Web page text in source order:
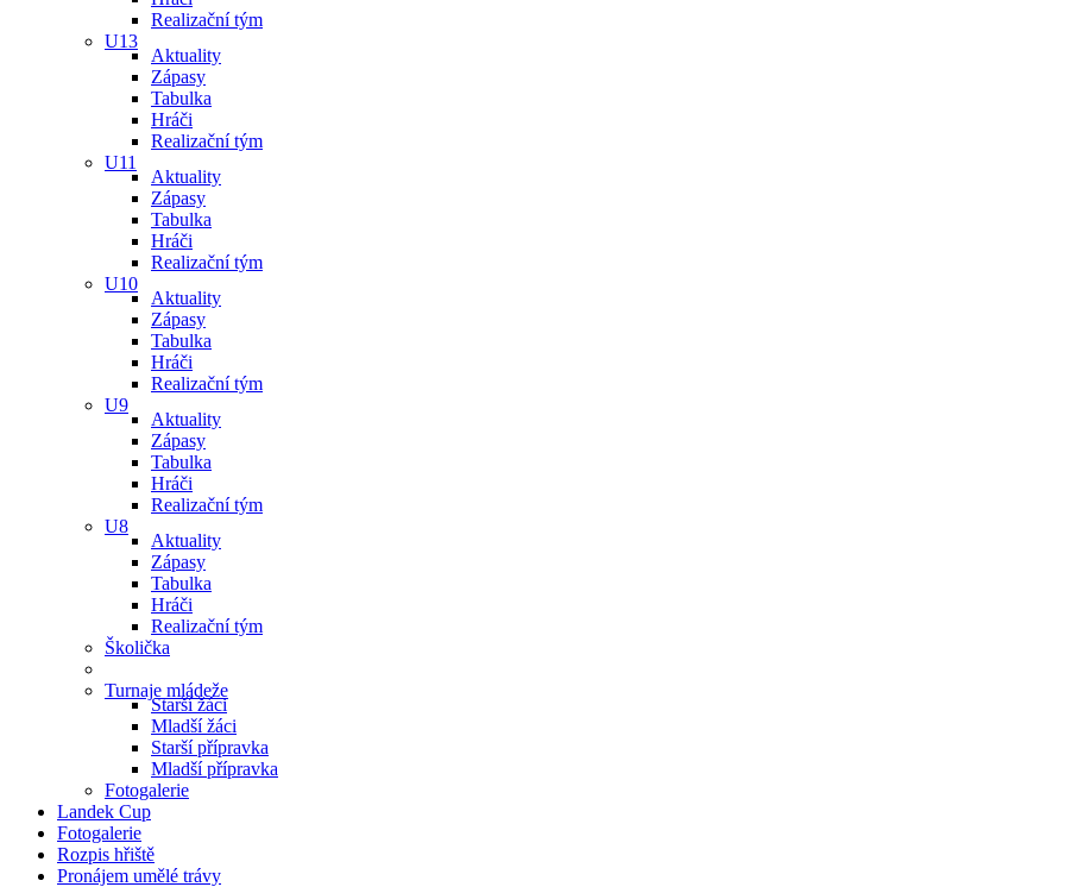
Realizační tým
U13
Aktuality
Zápasy
Tabulka
Hráči
Realizační tým
U11
Aktuality
Zápasy
Tabulka
Hráči
Realizační tým
U10
Aktuality
Zápasy
Tabulka
Hráči
Realizační tým
U9
Aktuality
Zápasy
Tabulka
Hráči
Realizační tým
U8
Aktuality
Zápasy
Tabulka
Hráči
Realizační tým
Školička
Turnaje mládeže
Starší žáci
Mladší žáci
Starší přípravka
Mladší přípravka
Fotogalerie
Landek Cup
Fotogalerie
Rozpis hřiště
Pronájem umělé trávy